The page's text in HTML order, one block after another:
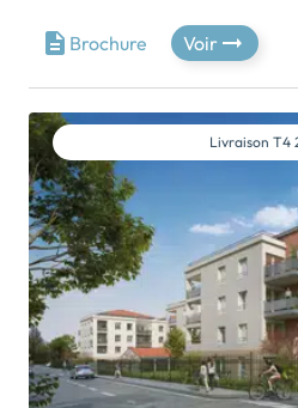
plein coeur de Valence.
(PTZ) pour financer jusqu'à
maison à 0%* Situé dans le
Drôme, notre programme
dans un environnement urbain
axes de communication et à
centre ville de Valence. La
s'etablié dans un cadre de vie
disposerez de tous les
necessaires au quotien
banques, medecin, station-
min à pied du programme.
profiter de nombreux
proposées par la ville
Brochure Voir
Livraison T4